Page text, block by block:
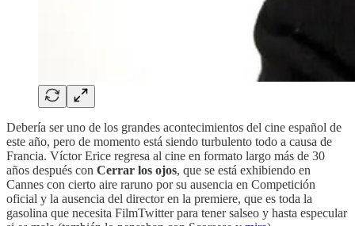
Debería ser uno de los grandes acontecimientos del cine español de
este año, pero de momento está siendo turbulento todo a causa de
Francia. Víctor Erice regresa al cine en formato largo más de 30
años después con Cerrar los ojos, que se está exhibiendo en
Cannes con cierto aire raruno por su ausencia en Competición
oficial y la ausencia del director en la premiere, que es toda la
gasolina que necesita FilmTwitter para tener salseo y hasta especular